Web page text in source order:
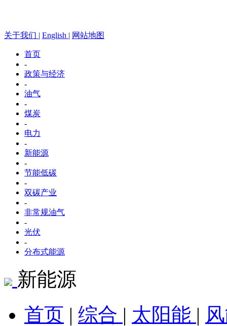
关于我们 | English | 网站地图
首页
-
政策与经济
-
油气
-
煤炭
-
电力
-
新能源
-
节能低碳
-
双碳产业
-
非常规油气
-
光伏
-
分布式能源
新能源
首页 | 综合 | 太阳能 |